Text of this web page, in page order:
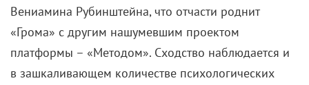
Вениамина Рубинштейна, что отчасти роднит
«Грома» с другим нашумевшим проектом
платформы – «Методом». Сходство наблюдается и
в зашкаливающем количестве психологических